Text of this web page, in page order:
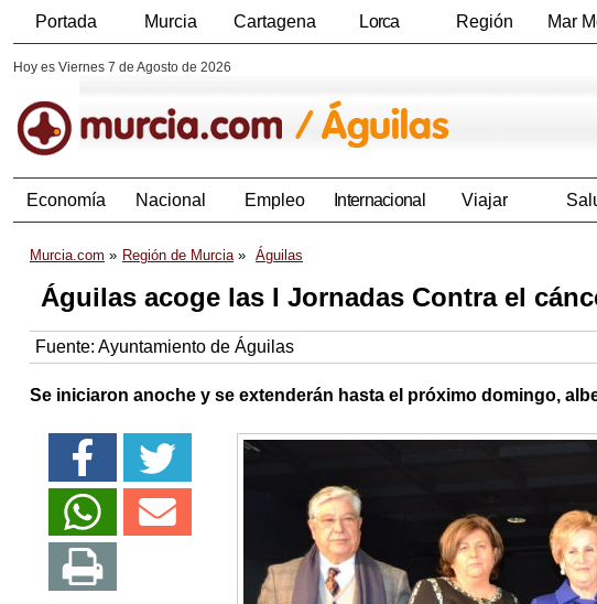
Portada Murcia Cartagena Lorca Región Mar
Hoy es Viernes 7 de Agosto de 2026
Economía Nacional Empleo Internacional Viajar
Murcia.com Región de Murcia Águilas
Águilas acoge las I Jornadas Contra el
Fuente: Ayuntamiento de Águilas
Se iniciaron anoche y se extenderán hasta el próximo domingo,